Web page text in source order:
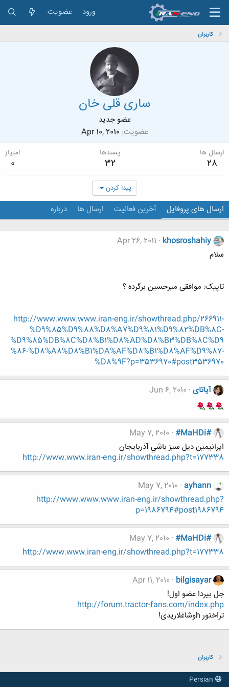
ورود عضویت
کاربران
ساری قلی خان
عضو جدید
عضویت Apr 10, 2010
ارسال ها
28
پسندها
32
امتیاز
0
پیدا کردن
ارسال های پروفایل آخرین فعالیت ارسال ها درباره
khosroshahiy
Apr 26, 2011
سلام
تاپیک: موافقی میرحسین برگرده ؟
http://www.www.www.iran-eng.ir/showthread.php/266911-
%D9%85%D9%88%D8%A7%D9%81%D9%82%DB%8C-
%D9%85%DB%8C%D8%B1%D8%AD%D8%B3%DB%8C%D9
%86-%D8%A8%D8%B1%DA%AF%D8%B1%D8%AF%D9%87-
%D8%9F?p=3536970#post3536970
آیاتای Jun 6, 2010
#MaHDi#
May 7, 2010
ايرانيمين ديل سيز باشي آذربايجان
http://www.www.iran-eng.ir/showthread.php?t=177338
ayhann
May 7, 2010
http://www.www.www.iran-eng.ir/showthread.php?
p=1986794#post1986794
#MaHDi#
May 7, 2010
http://www.www.iran-eng.ir/showthread.php?t=177338
bilgisayar
Apr 11, 2010
جل بیردا عضو اول!
http://forum.tractor-fans.com/index.php
تراختور hوشاغلاریدی!
کاربران